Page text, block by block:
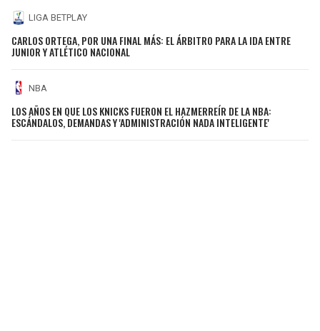
LIGA BETPLAY
CARLOS ORTEGA, POR UNA FINAL MÁS: EL ÁRBITRO PARA LA IDA ENTRE
JUNIOR Y ATLÉTICO NACIONAL
NBA
LOS AÑOS EN QUE LOS KNICKS FUERON EL HAZMERREÍR DE LA NBA:
ESCÁNDALOS, DEMANDAS Y 'ADMINISTRACIÓN NADA INTELIGENTE'